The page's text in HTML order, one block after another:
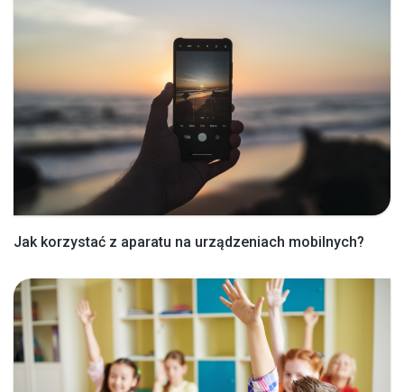
Jak korzystać z aparatu na urządzeniach mobilnych?